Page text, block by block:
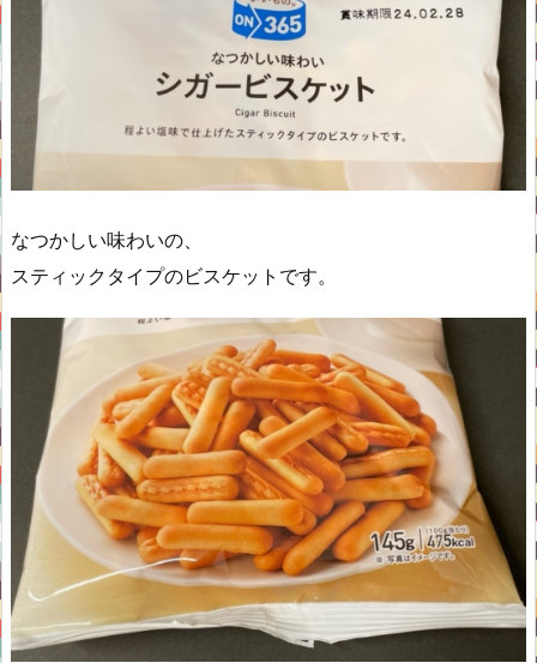
なつかしい味わいの、
スティックタイプのビスケットです。